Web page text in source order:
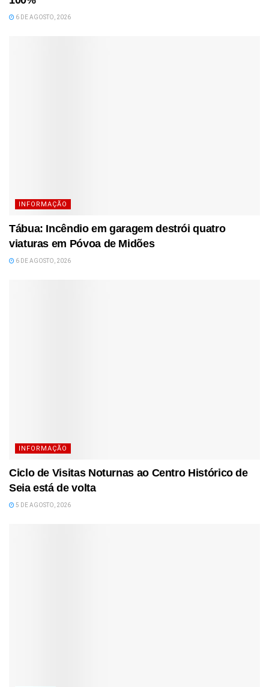
6 DE AGOSTO, 2026
INFORMAÇÃO
Tábua: Incêndio em garagem destrói quatro
viaturas em Póvoa de Midões
6 DE AGOSTO, 2026
INFORMAÇÃO
Ciclo de Visitas Noturnas ao Centro Histórico de
Seia está de volta
5 DE AGOSTO, 2026